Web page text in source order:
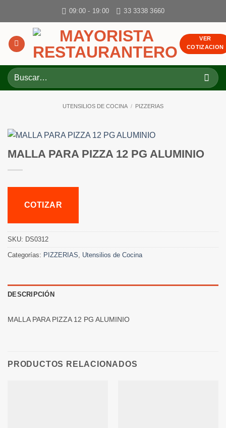
09:00 - 19:00 33 3338 3660
VER
COTIZACION
Buscar
por:
UTENSILIOS DE COCINA / PIZZERIAS
MALLA PARA PIZZA 12 PG ALUMINIO
COTIZAR
SKU: DS0312
Categorías: PIZZERIAS, Utensilios de Cocina
DESCRIPCIÓN
MALLA PARA PIZZA 12 PG ALUMINIO
PRODUCTOS RELACIONADOS